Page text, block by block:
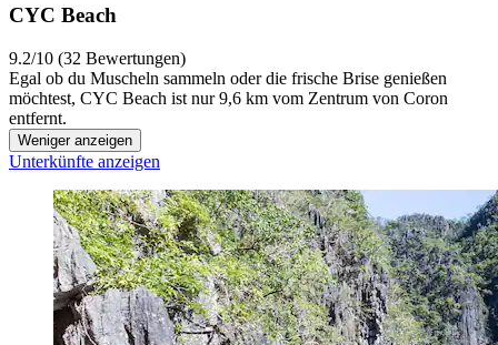
CYC Beach
9.2/10 (32 Bewertungen)
Egal ob du Muscheln sammeln oder die frische Brise genießen
möchtest, CYC Beach ist nur 9,6 km vom Zentrum von Coron
entfernt.
Weniger anzeigen
Unterkünfte anzeigen